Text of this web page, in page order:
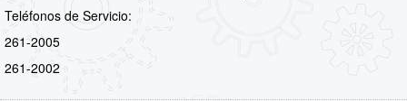
Teléfonos de Servicio:
261-2005
261-2002